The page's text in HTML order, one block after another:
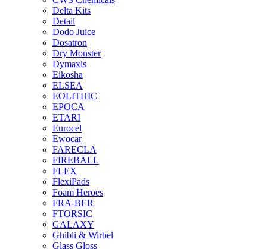
Delta Kits
Detail
Dodo Juice
Dosatron
Dry Monster
Dymaxis
Eikosha
ELSEA
EOLITHIC
EPOCA
ETARI
Eurocel
Ewocar
FARECLA
FIREBALL
FLEX
FlexiPads
Foam Heroes
FRA-BER
FTORSIC
GALAXY
Ghibli & Wirbel
Glass Gloss